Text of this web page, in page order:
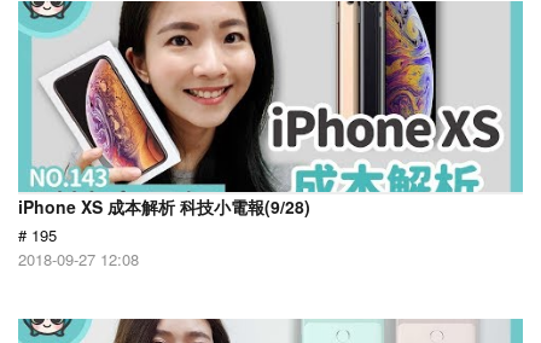
iPhone XS 成本解析 科技小電報(9/28)
# 195
2018-09-27 12:08